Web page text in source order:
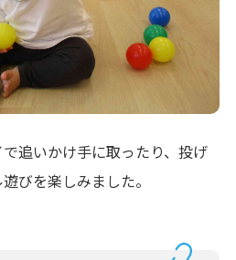
追いかけ手に取ったり、投げ
びを楽しみました。